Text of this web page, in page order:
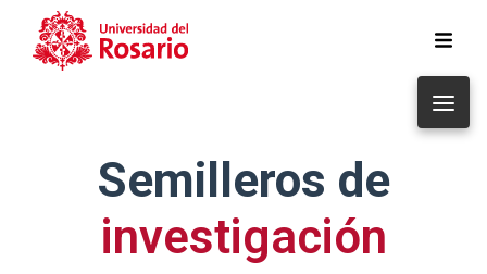
Semilleros de
investigación